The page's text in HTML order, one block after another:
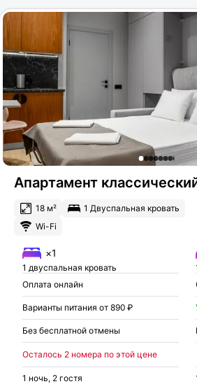
Апартамент
18 м²
1 Двуспальная кровать
Wi-Fi
×1
1 двуспальная кровать
Оплата онлайн
Варианты питания от 890 ₽
Без бесплатной отмены
Осталось 2 номера по этой цене
1 ночь, 2 гостя